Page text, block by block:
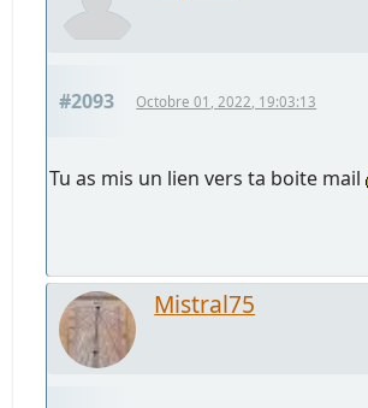
#2093 Octobre 01, 2022, 19:03:13
Tu as mis un lien vers ta boite mail
Mistral75